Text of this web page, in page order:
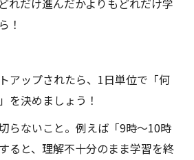
れだけ進んだかよりもどれだけ学
！
アップされたら、1日単位で「何
を決めましょう！
らないこと。例えば「9時～10時
ると、理解不十分のまま学習を終